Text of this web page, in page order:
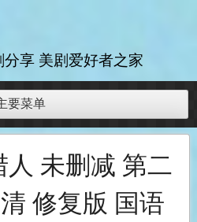
享 美剧爱好者之家
要菜单
未删减 第二
修复版 国语